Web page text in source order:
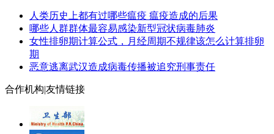
人类历史上都有过哪些瘟疫 瘟疫造成的后果
哪些人群群体最容易感染新型冠状病毒肺炎
女性排卵期计算公式，月经周期不规律该怎么计算排卵
期
恶意逃离武汉造成病毒传播被追究刑事责任
合作机构|友情链接